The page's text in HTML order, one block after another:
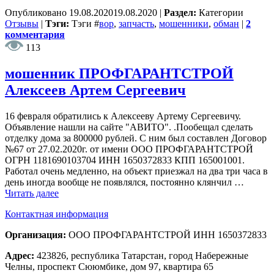
Опубликовано 19.08.202019.08.2020 | Раздел: Категории
Отзывы | Тэги: Тэги #вор, запчасть, мошенники, обман | 2
комментария
113
мошенник ПРОФГАРАНТСТРОЙ
Алексеев Артем Сергеевич
16 февраля обратились к Алексееву Артему Сергеевичу.
Объявление нашли на сайте "АВИТО". .Пообещал сделать
отделку дома за 800000 рублей. С ним был составлен Договор
№67 от 27.02.2020г. от имени ООО ПРОФГАРАНТСТРОЙ
ОГРН 1181690103704 ИНН 1650372833 КПП 165001001.
Работал очень медленно, на объект приезжал на два три часа в
день иногда вообще не появлялся, постоянно клянчил …
Читать далее
Контактная информация
Организация: ООО ПРОФГАРАНТСТРОЙ ИНН 1650372833
Адрес: 423826, республика Татарстан, город Набережные
Челны, проспект Сююмбике, дом 97, квартира 65